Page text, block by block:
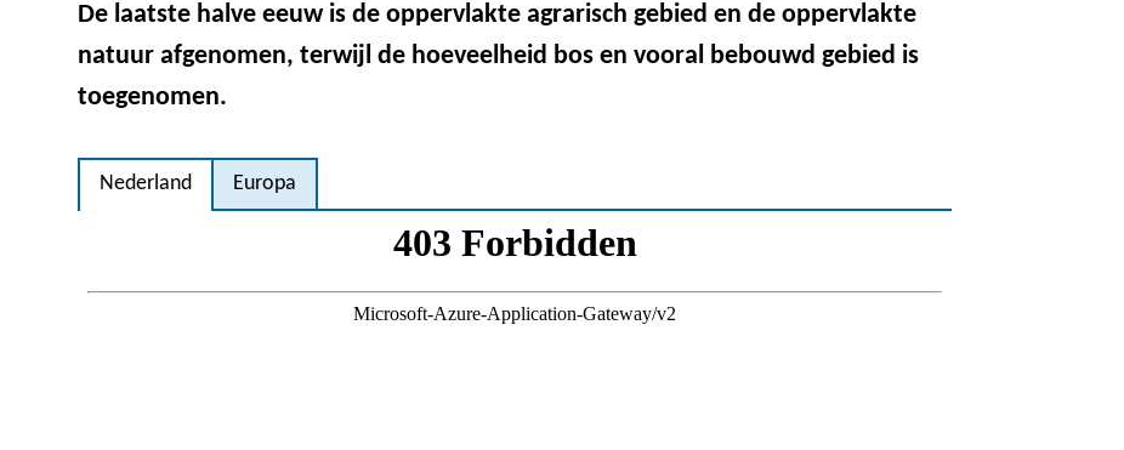
De laatste halve eeuw is de oppervlakte agrarisch gebied en de oppervlakte
natuur afgenomen, terwijl de hoeveelheid bos en vooral bebouwd gebied is
toegenomen.
Nederland Europa